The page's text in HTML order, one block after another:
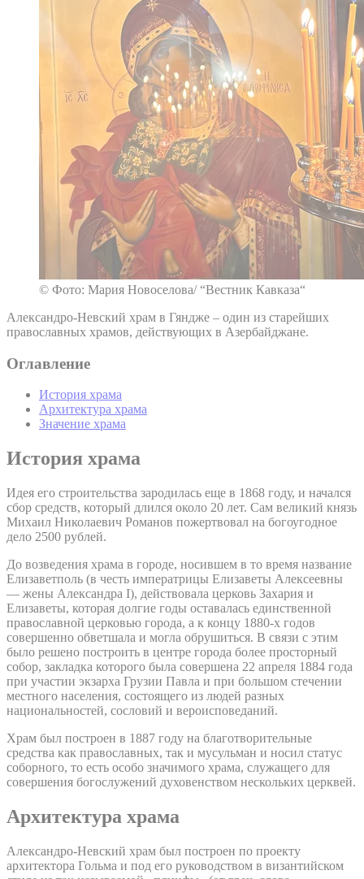
© Фото: Мария Новоселова/ “Вестник Кавказа“
Александро-Невский храм в Гяндже – один из старейших
православных храмов, действующих в Азербайджане.
Оглавление
История храма
Архитектура храма
Значение храма
История храма
Идея его строительства зародилась еще в 1868 году, и начался
сбор средств, который длился около 20 лет. Сам великий князь
Михаил Николаевич Романов пожертвовал на богоугодное
дело 2500 рублей.
До возведения храма в городе, носившем в то время название
Елизаветполь (в честь императрицы Елизаветы Алексеевны
— жены Александра I), действовала церковь Захария и
Елизаветы, которая долгие годы оставалась единственной
православной церковью города, а к концу 1880-х годов
совершенно обветшала и могла обрушиться. В связи с этим
было решено построить в центре города более просторный
собор, закладка которого была совершена 22 апреля 1884 года
при участии экзарха Грузии Павла и при большом стечении
местного населения, состоящего из людей разных
национальностей, сословий и вероисповеданий.
Храм был построен в 1887 году на благотворительные
средства как православных, так и мусульман и носил статус
соборного, то есть особо значимого храма, служащего для
совершения богослужений духовенством нескольких церквей.
Архитектура храма
Александро-Невский храм был построен по проекту
архитектора Гольма и под его руководством в византийском